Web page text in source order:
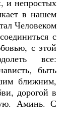
в нашем
Человеком
с
с этой
все:
быть
ближним,
дорогой в
Аминь. С